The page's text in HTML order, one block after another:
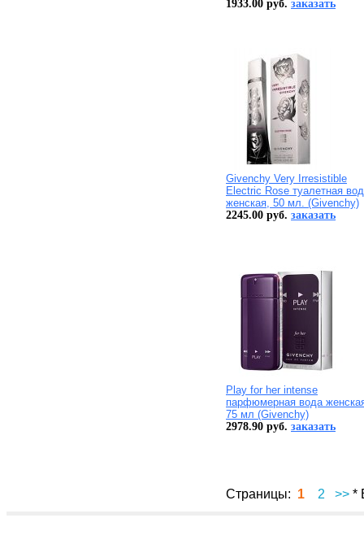
1933.00 руб. заказать
Givenchy Very Irresistible
Electric Rose туалетная
женская, 50 мл. (Givenchy)
2245.00 руб. заказать
Play for her intense
парфюмерная вода
75 мл (Givenchy)
2978.90 руб. заказать
Страницы: 1 2 >> *